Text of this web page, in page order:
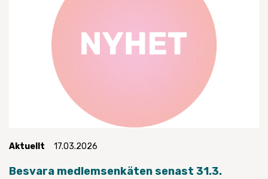
Aktuellt 17.03.2026
Besvara medlemsenkäten senast 31.3.